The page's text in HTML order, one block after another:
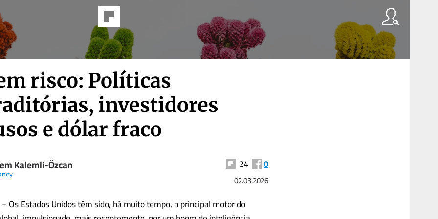
risco: Políticas
investidores
e dólar fraco
Kalemli-Özcan 24 0
02.03.2026
– Os Estados Unidos têm sido, há muito tempo, o principal motor do